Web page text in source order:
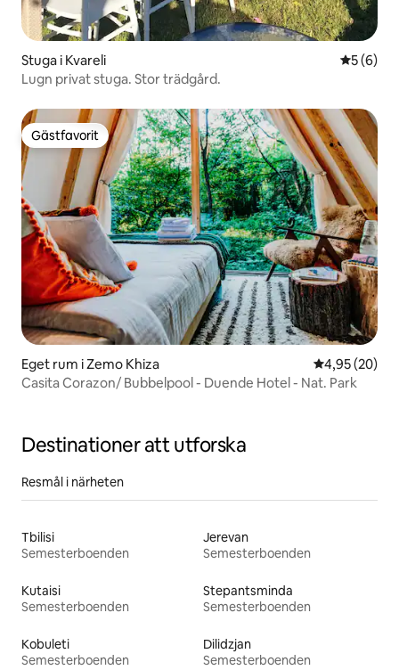
Stuga i Kvareli 5 av 5 i
5 (6)
Lugn privat stuga. Stor trädgård.
Gästfavorit
Gästfavorit
Eget rum i Zemo Khiza 4,95 av 5 i
4,95 (20)
Casita Corazon/ Bubbelpool - Duende Hotel - Nat. Park
Destinationer att utforska
Resmål i närheten
Tbilisi
Semesterboenden
Jerevan
Semesterboenden
Kutaisi
Semesterboenden
Stepantsminda
Semesterboenden
Kobuleti
Semesterboenden
Dilidzjan
Semesterboenden